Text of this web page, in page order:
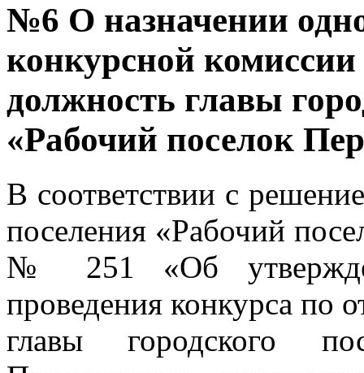
№6 О назначении
конкурсной
должность главы
«Рабочий поселок
В соответствии с
поселения «Рабочий
№ 251 «Об
проведения конкурса по
главы городского